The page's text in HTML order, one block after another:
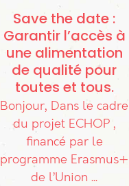
Save the date :
Garantir l’accès à
une alimentation
de qualité pour
toutes et tous
Bonjour, Dans le cadre
du projet ECHOP ,
financé par le
programme Erasmus+
de l’Union ...